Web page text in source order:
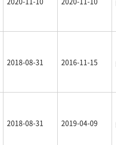
2018-08-31 2016-11-15
2018-08-31 2019-04-09